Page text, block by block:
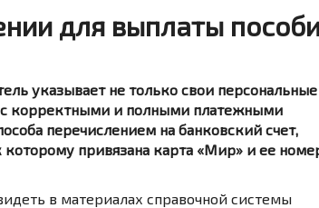
для выплаты
указывает не только свои
с корректными и полными платежными
перечислением на банковский счет,
привязана карта «Мир» и ее
в материалах справочной системы